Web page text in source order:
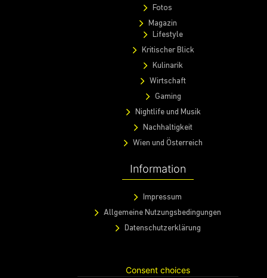
Fotos
Magazin
Lifestyle
Kritischer Blick
Kulinarik
Wirtschaft
Gaming
Nightlife und Musik
Nachhaltigkeit
Wien und Österreich
Information
Impressum
Allgemeine Nutzungsbedingungen
Datenschutzerklärung
Consent choices